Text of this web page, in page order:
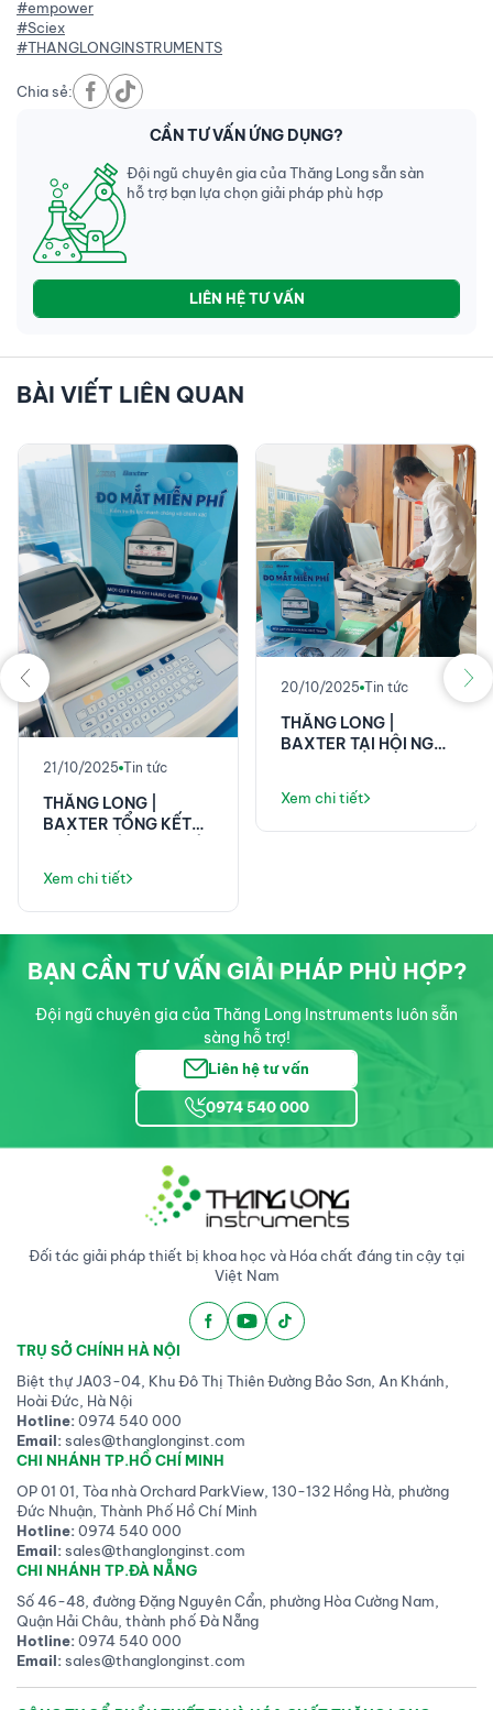
#empower
#Sciex
#THANGLONGINSTRUMENTS
Chia sẻ:
CẦN TƯ VẤN ỨNG DỤNG?
Đội ngũ chuyên gia của Thăng Long sẵn sàn
hỗ trợ bạn lựa chọn giải pháp phù hợp
LIÊN HỆ TƯ VẤN
BÀI VIẾT LIÊN QUAN
21/10/2025 Tin tức
THĂNG LONG |
BAXTER TỔNG KẾT
DƯỠNG PHENIKAA!
Xem chi tiết
20/10/2025 Tin tức
THĂNG LONG |
BAXTER TẠI HỘI NGHỊ
Xem chi tiết
BẠN CẦN TƯ VẤN GIẢI PHÁP PHÙ HỢP?
Đội ngũ chuyên gia của Thăng Long Instruments luôn sẵn
sàng hỗ trợ!
Liên hệ tư vấn
0974 540 000
Đối tác giải pháp thiết bị khoa học và Hóa chất đáng tin cậy tại
Việt Nam
TRỤ SỞ CHÍNH HÀ NỘI
Biệt thự JA03-04, Khu Đô Thị Thiên Đường Bảo Sơn, An Khánh,
Hoài Đức, Hà Nội
Hotline:0974 540 000
Email:sales@thanglonginst.com
CHI NHÁNH TP.HỒ CHÍ MINH
OP 01 01, Tòa nhà Orchard ParkView, 130-132 Hồng Hà, phường
Đức Nhuận, Thành Phố Hồ Chí Minh
Hotline:0974 540 000
Email:sales@thanglonginst.com
CHI NHÁNH TP.ĐÀ NẴNG
Số 46-48, đường Đặng Nguyên Cẩn, phường Hòa Cường Nam,
Quận Hải Châu, thành phố Đà Nẵng
Hotline:0974 540 000
Email:sales@thanglonginst.com